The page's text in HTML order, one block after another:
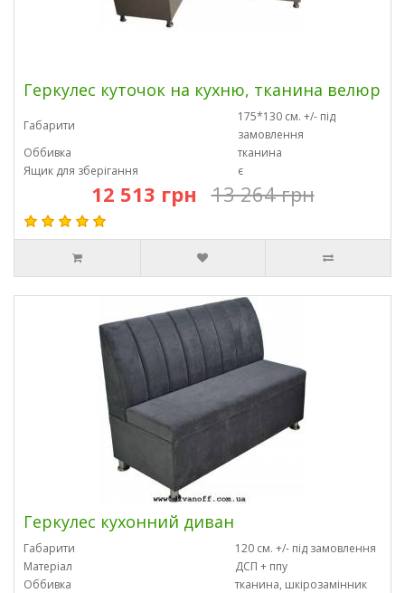
Геркулес куточок на кухню, тканина велюр
Габарити
175*130 см. +/- під
замовлення
Оббивка
тканина
Ящик для зберігання
є
12 513 грн 13 264 грн
Геркулес кухонний диван
Габарити
120 см. +/- під замовлення
Матеріал
ДСП + ппу
Оббивка
тканина, шкірозамінник